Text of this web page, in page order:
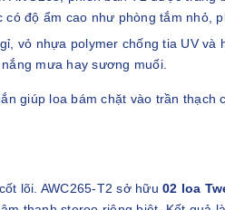
độ ẩm cao như phòng tắm nhỏ,
vỏ nhựa polymer chống tia UV
mưa hay sương muối.
giúp loa bám chặt vào trần
lõi. AWC265-T2 sở hữu 02 loa